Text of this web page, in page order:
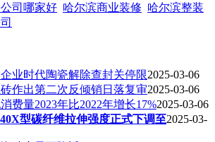
司哪家好 哈尔滨商业装修 哈尔滨整装
业时代陶瓷解除查封关停限2025-03-06
作出第二次反倾销日落复审2025-03-06
费量2023年比2022年增长17%2025-03-06
型碳纤维拉伸强度正式下调至2025-03-